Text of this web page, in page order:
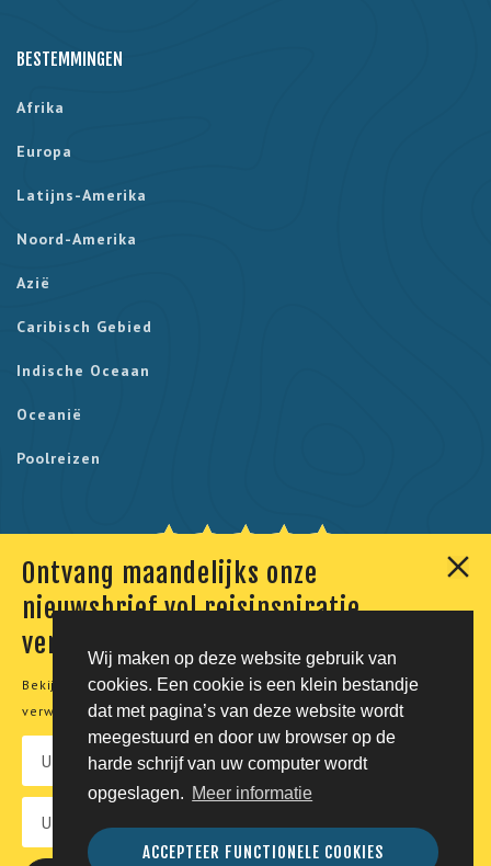
Wij maken op deze website gebruik van
cookies. Een cookie is een klein bestandje
dat met pagina’s van deze website wordt
meegestuurd en door uw browser op de
harde schrijf van uw computer wordt
opgeslagen. Meer informatie
ACCEPTEER FUNCTIONELE COOKIES
Ontvang maandelijks onze
nieuwsbrief vol reisinspiratie,
verhalen en aanbiedingen
Bekijk onzeprivacyverklaringvoor meer informatie over de
verwerking van uw persoonsgegevens.
BESTEMMINGEN
Afrika
Europa
Latijns-Amerika
Noord-Amerika
Azië
Caribisch Gebied
Indische Oceaan
Oceanië
Poolreizen
Onze klanten geven ons een 9,7. Berekend uit 230
© Tico Reizen 2026 - Privé-reizen op maat
Developing magic by